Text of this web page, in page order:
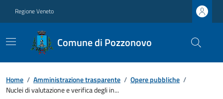
Regione Veneto
Comune di Pozzonovo
Home / Amministrazione trasparente / Opere pubbliche /
Nuclei di valutazione e verifica degli in...